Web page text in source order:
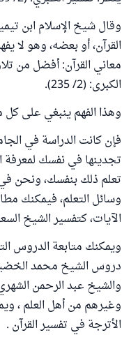
وقال شيخ الإسلام ابن
القرآن، أو بعضه، وهو لا
معاني القرآن: أفضل من
الكبرى: (2/ 235).
وهذا الفهم ينبغي على
فإن كانت الدراسة في
تجدينها في نفسك
تعلم ذلك بنفسك، ونحن
وسائل التعلم، فيمكنك
الآيات، كتفسير الشيخ
ويمكنك متابعة الدروس
دروس الشيخ محمد
والشيخ عبد الرحمن
وغيرهم من أهل العلم ،
الأترجة في تفسير القرآن .